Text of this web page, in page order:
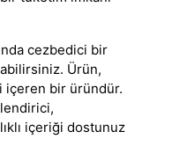
cezbedici bir
Ürün,
içeren bir üründür.
içeriği dostunuz